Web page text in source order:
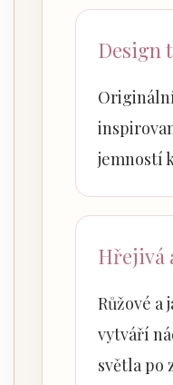
Design
jemností
Hřejivá
Růžové a
vytváří
světla po